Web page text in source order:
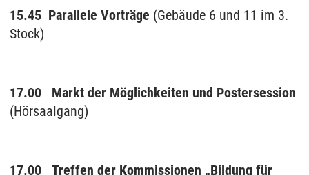
15.45 Parallele Vorträge (Gebäude 6 und 11 im 3.
Stock)
17.00 Markt der Möglichkeiten und Postersession
(Hörsaalgang)
17.00
Treffen der Kommissionen „Bildung für